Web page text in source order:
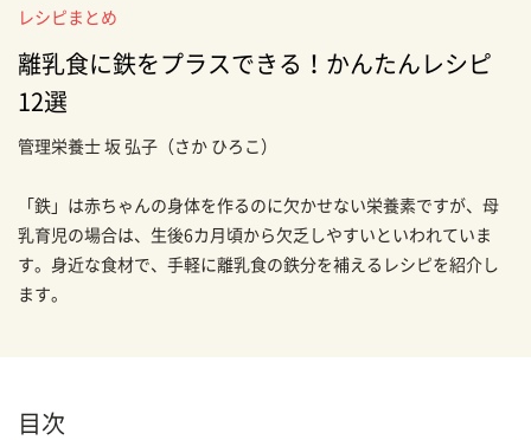
レシピまとめ
離乳食に鉄をプラスできる！かんたんレシピ
12選
管理栄養士 坂 弘子 （さか ひろこ）
「鉄」は赤ちゃんの身体を作るのに欠かせない栄養素ですが、母
乳育児の場合は、生後6カ月頃から欠乏しやすいといわれていま
す。身近な食材で、手軽に離乳食の鉄分を補えるレシピを紹介し
ます。
目次